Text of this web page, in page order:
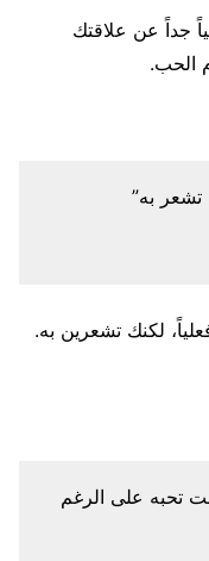
جداً عن علاقتك
الحب.
تشعر به”
لكنك تشعرين به.
تحبه على الرغم